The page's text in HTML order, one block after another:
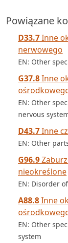
Powiązane
D33.7Inne
nerwowego
EN: Other
G37.8Inne
EN: Other
nervous
D43.7Inne
EN: Other
G96.9
nieokreślone
EN: Disorder
A88.8Inne
EN: Other
system